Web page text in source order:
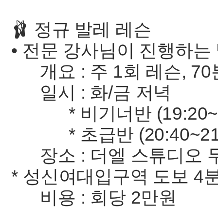
🩰 정규 발레 레슨
• 전문 강사님이 진행하는
개요 : 주 1회 레슨, 70
일시 : 화/금 저녁
* 비기너반
* 초급반
장소 : 더엘 스튜디오
* 성신여대입구역 도보 4
비용 : 회당 2만원